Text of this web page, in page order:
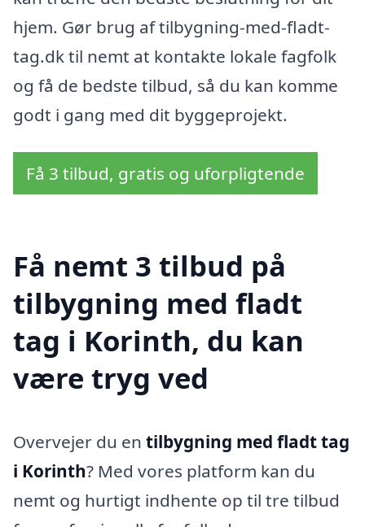
hjem. Gør brug af tilbygning-med-fladt-
tag.dk til nemt at kontakte lokale fagfolk
og få de bedste tilbud, så du kan komme
godt i gang med dit byggeprojekt.
Få 3 tilbud, gratis og uforpligtende
Få nemt 3 tilbud på
tilbygning med fladt
tag i Korinth, du kan
være tryg ved
Overvejer du en tilbygning med fladt tag
i Korinth? Med vores platform kan du
nemt og hurtigt indhente op til tre tilbud